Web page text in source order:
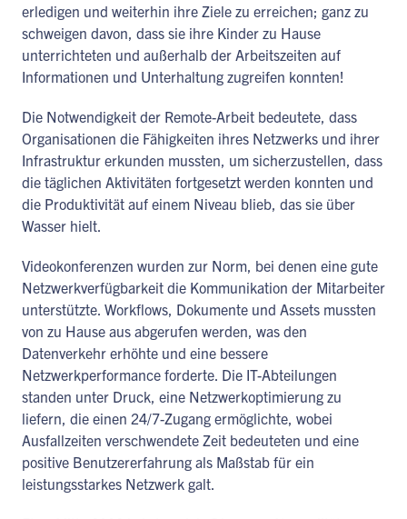
erledigen und weiterhin ihre Ziele zu erreichen; ganz zu
schweigen davon, dass sie ihre Kinder zu Hause
unterrichteten und außerhalb der Arbeitszeiten auf
Informationen und Unterhaltung zugreifen konnten!
Die Notwendigkeit der Remote-Arbeit bedeutete, dass
Organisationen die Fähigkeiten ihres Netzwerks und ihrer
Infrastruktur erkunden mussten, um sicherzustellen, dass
die täglichen Aktivitäten fortgesetzt werden konnten und
die Produktivität auf einem Niveau blieb, das sie über
Wasser hielt.
Videokonferenzen wurden zur Norm, bei denen eine gute
Netzwerkverfügbarkeit die Kommunikation der Mitarbeiter
unterstützte. Workflows, Dokumente und Assets mussten
von zu Hause aus abgerufen werden, was den
Datenverkehr erhöhte und eine bessere
Netzwerkperformance forderte. Die IT-Abteilungen
standen unter Druck, eine Netzwerkoptimierung zu
liefern, die einen 24/7-Zugang ermöglichte, wobei
Ausfallzeiten verschwendete Zeit bedeuteten und eine
positive Benutzererfahrung als Maßstab für ein
leistungsstarkes Netzwerk galt.